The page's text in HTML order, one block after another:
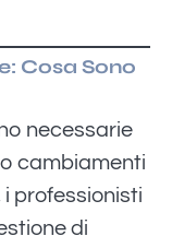
Cosa Sono
necessarie
cambiamenti
i professionisti
di